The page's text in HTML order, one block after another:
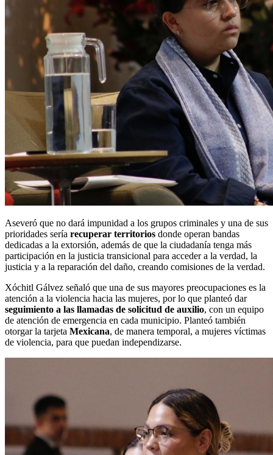
Aseveró que no dará impunidad a los grupos criminales y una de sus
prioridades sería recuperar territorios donde operan bandas
dedicadas a la extorsión, además de que la ciudadanía tenga más
participación en la justicia transicional para acceder a la verdad, la
justicia y a la reparación del daño, creando comisiones de la verdad.
Xóchitl Gálvez señaló que una de sus mayores preocupaciones es la
atención a la violencia hacia las mujeres, por lo que planteó dar
seguimiento a las llamadas de solicitud de auxilio, con un equipo
de atención de emergencia en cada municipio. Planteó también
otorgar la tarjeta Mexicana, de manera temporal, a mujeres víctimas
de violencia, para que puedan independizarse.